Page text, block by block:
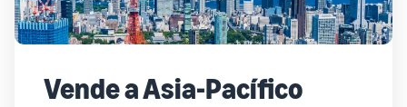
Vende a Asia-Pacífico